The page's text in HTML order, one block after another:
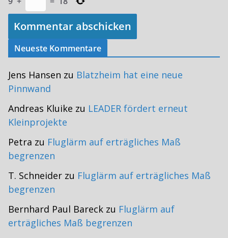
Neueste Kommentare
Jens Hansen zu Blatzheim hat eine neue
Pinnwand
Andreas Kluike zu LEADER fördert erneut
Kleinprojekte
Petra zu Fluglärm auf erträgliches Maß
begrenzen
T. Schneider zu Fluglärm auf erträgliches Maß
begrenzen
Bernhard Paul Bareck zu Fluglärm auf
erträgliches Maß begrenzen